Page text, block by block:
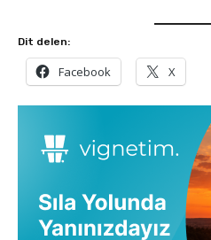
Dit delen:
Facebook X